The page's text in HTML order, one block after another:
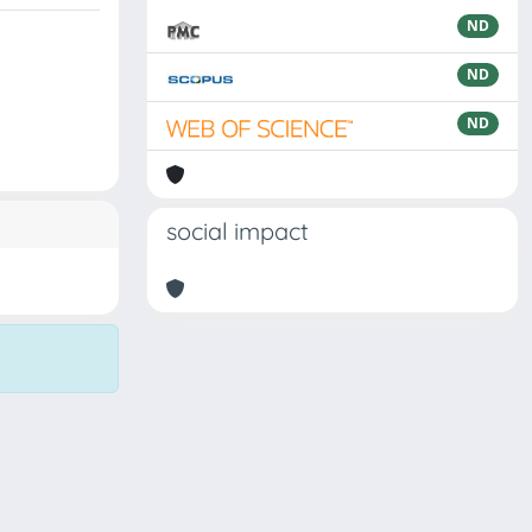
ND
ND
ND
social impact